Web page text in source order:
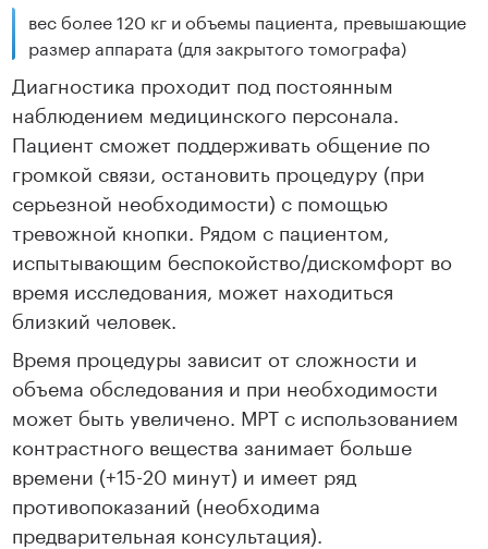
вес более 120 кг и объемы пациента, превышающие
размер аппарата (для закрытого томографа)
Диагностика проходит под постоянным
наблюдением медицинского персонала.
Пациент сможет поддерживать общение по
громкой связи, остановить процедуру (при
серьезной необходимости) с помощью
тревожной кнопки. Рядом с пациентом,
испытывающим беспокойство/дискомфорт во
время исследования, может находиться
близкий человек.
Время процедуры зависит от сложности и
объема обследования и при необходимости
может быть увеличено. МРТ с использованием
контрастного вещества занимает больше
времени (+15-20 минут) и имеет ряд
противопоказаний (необходима
предварительная консультация).